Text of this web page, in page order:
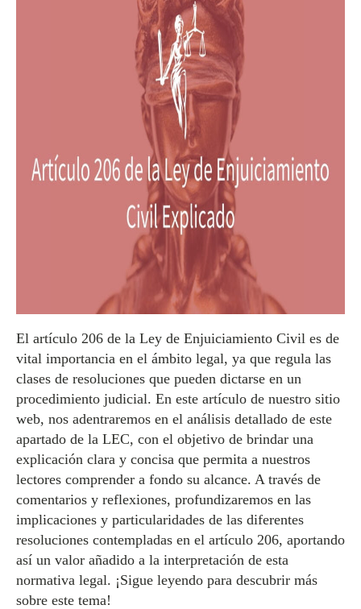
El artículo 206 de la Ley de Enjuiciamiento Civil es de
vital importancia en el ámbito legal, ya que regula las
clases de resoluciones que pueden dictarse en un
procedimiento judicial. En este artículo de nuestro sitio
web, nos adentraremos en el análisis detallado de este
apartado de la LEC, con el objetivo de brindar una
explicación clara y concisa que permita a nuestros
lectores comprender a fondo su alcance. A través de
comentarios y reflexiones, profundizaremos en las
implicaciones y particularidades de las diferentes
resoluciones contempladas en el artículo 206, aportando
así un valor añadido a la interpretación de esta
normativa legal. ¡Sigue leyendo para descubrir más
sobre este tema!